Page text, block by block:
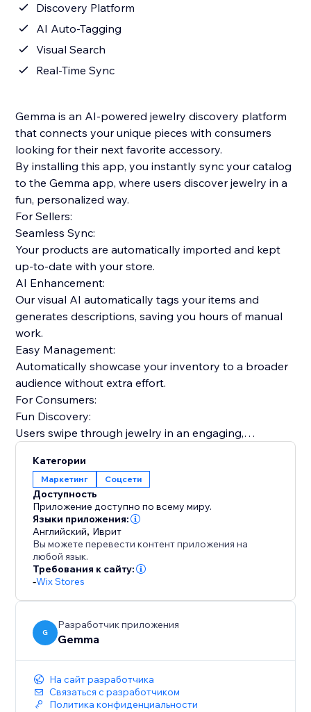
Discovery Platform
AI Auto-Tagging
Visual Search
Real-Time Sync
Gemma is an AI-powered jewelry discovery platform
that connects your unique pieces with consumers
looking for their next favorite accessory.
By installing this app, you instantly sync your catalog
to the Gemma app, where users discover jewelry in a
fun, personalized way.
For Sellers:
Seamless Sync:
Your products are automatically imported and kept
up-to-date with your store.
AI Enhancement:
Our visual AI automatically tags your items and
generates descriptions, saving you hours of manual
work.
Easy Management:
Automatically showcase your inventory to a broader
audience without extra effort.
For Consumers:
Fun Discovery:
Users swipe through jewelry in an engaging,
Visual Search:
Our AI helps users find specific designs based on
visual similarity.
Smart Matching:
Your items are shown to users whose style profile
matches your aesthetic.
Expand your reach beyond your website. Let Gemma
automatically showcase your jewelry to interested
users.
Категории
Маркетинг Соцсети
Доступность
Приложение доступно по всему миру.
Языки приложения:
Английский, Иврит
Вы можете перевести контент приложения на
любой язык.
Требования к сайту:
-Wix Stores
G
Разработчик приложения
Gemma
На сайт разработчика
Связаться с разработчиком
Политика конфиденциальности